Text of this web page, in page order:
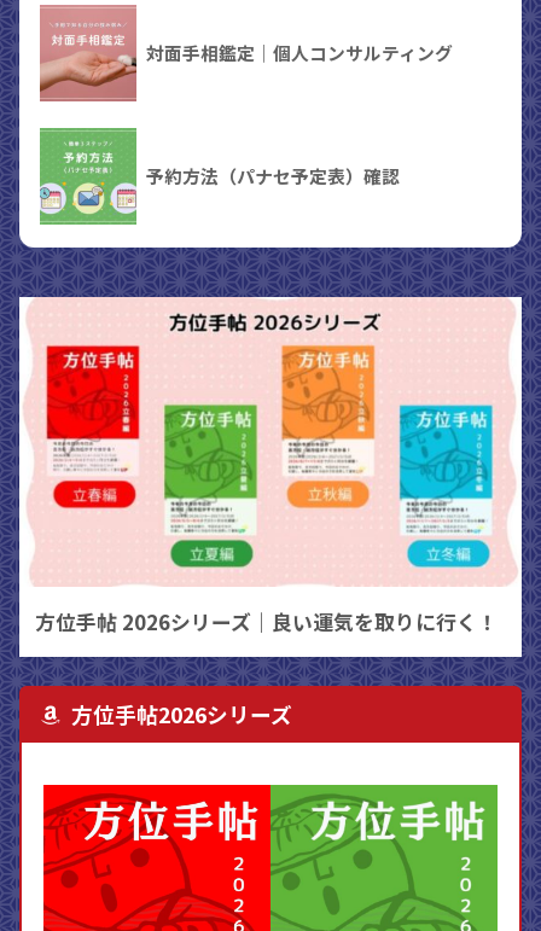
対面手相鑑定｜個人コンサルティング
予約方法（パナセ予定表）確認
方位手帖 2026シリーズ｜良い運気を取りに行く！
方位手帖2026シリーズ